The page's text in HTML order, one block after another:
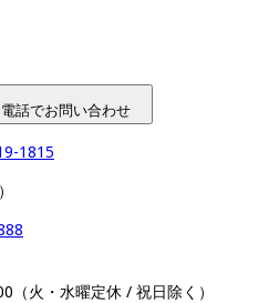
電話でお問い合わせ
1815
（火・水曜定休 / 祝日除く）